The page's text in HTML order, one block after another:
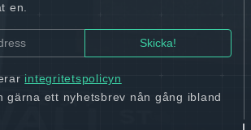
en.
integritetspolicyn
gärna ett nyhetsbrev nån gång ibland